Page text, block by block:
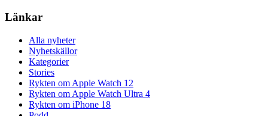
Länkar
Alla nyheter
Nyhetskällor
Kategorier
Stories
Rykten om Apple Watch 12
Rykten om Apple Watch Ultra 4
Rykten om iPhone 18